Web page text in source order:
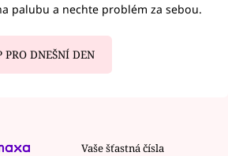
palubu a nechte problém za sebou.
PRO DNEŠNÍ DEN
Vaše šťastná čísla